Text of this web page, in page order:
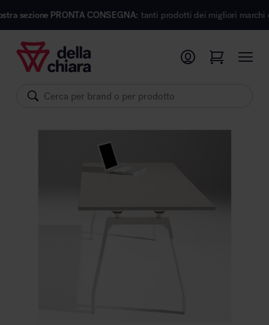
CONSEGNA: tanti prodotti dei migliori marchi di design pronti
Prodotti
Ambienti
Arredo area operativa
Brand